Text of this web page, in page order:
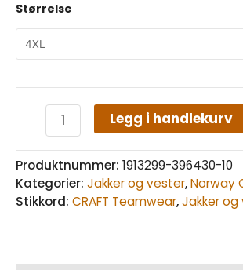
Størrelse
Legg i handlekurv
Produktnummer: 1913299-396430-10
Kategorier: Jakker og vester,Norway
Stikkord: CRAFT Teamwear,Jakker